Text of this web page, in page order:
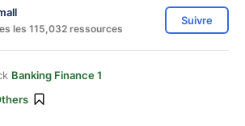
les 115,032 ressources
Suivre
Banking Finance 1